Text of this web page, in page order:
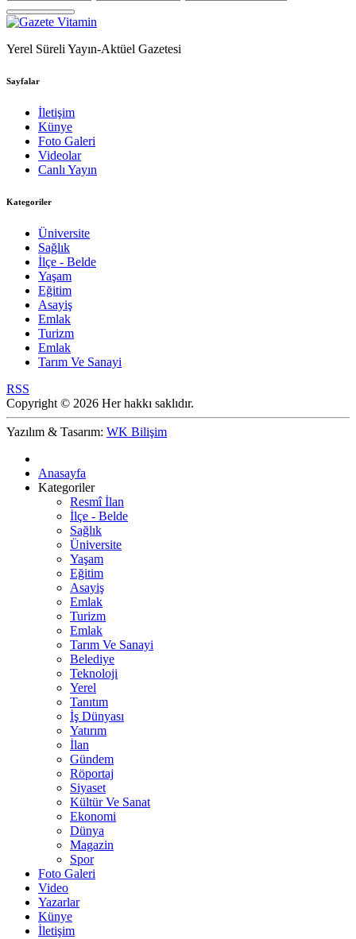
Yerel Süreli Yayın-Aktüel Gazetesi
Sayfalar
İletişim
Künye
Foto Galeri
Videolar
Canlı Yayın
Kategoriler
Üniversite
Sağlık
İlçe - Belde
Yaşam
Eğitim
Asayiş
Emlak
Turizm
Emlak
Tarım Ve Sanayi
RSS
Copyright © 2026 Her hakkı saklıdır.
Yazılım & Tasarım: WK Bilişim
Anasayfa
Kategoriler
Resmî İlan
İlçe - Belde
Sağlık
Üniversite
Yaşam
Eğitim
Asayiş
Emlak
Turizm
Emlak
Tarım Ve Sanayi
Belediye
Teknoloji
Yerel
Tanıtım
İş Dünyası
Yatırım
İlan
Gündem
Röportaj
Siyaset
Kültür Ve Sanat
Ekonomi
Dünya
Magazin
Spor
Foto Galeri
Video
Yazarlar
Künye
İletişim